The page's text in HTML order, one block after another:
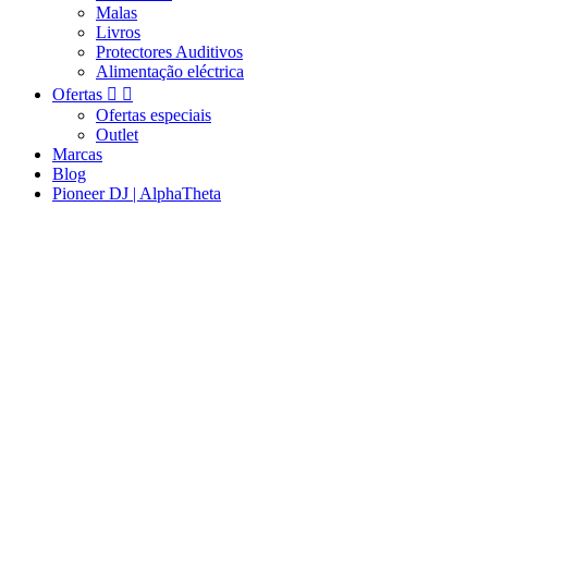
Malas
Livros
Protectores Auditivos
Alimentação eléctrica
Ofertas  
Ofertas especiais
Outlet
Marcas
Blog
Pioneer DJ | AlphaTheta